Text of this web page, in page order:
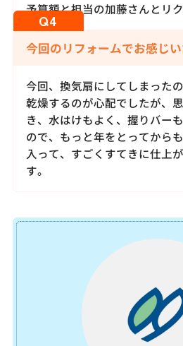
予算額と担当の加藤さんとリ
今回のリフォームでお感じ
今回、換気扇にしてしまった
乾燥するのが心配でしたが、
き、水はけもよく、握りバー
ので、もっと年をとってから
入って、すごくすてきに仕上
す。